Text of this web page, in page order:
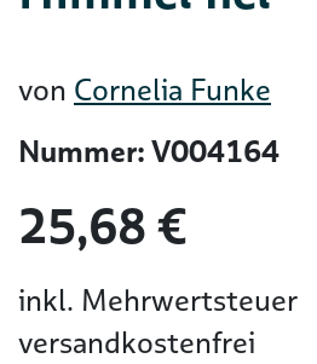
von Cornelia Funke
Nummer: V004164
25,68 €
inkl. Mehrwertsteuer
versandkostenfrei